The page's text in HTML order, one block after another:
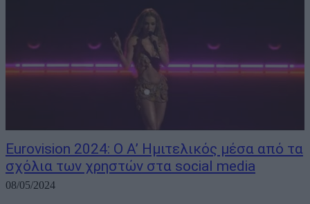
Eurovision 2024: Ο Α’ Ημιτελικός μέσα από τα
σχόλια των χρηστών στα social media
08/05/2024